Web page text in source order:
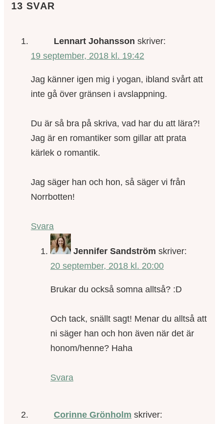
13 SVAR
Lennart Johansson skriver:
19 september, 2018 kl. 19:42
Jag känner igen mig i yogan, ibland svårt att
inte gå över gränsen i avslappning.
Du är så bra på skriva, vad har du att lära?!
Jag är en romantiker som gillar att prata
kärlek o romantik.
Jag säger han och hon, så säger vi från
Norrbotten!
Svara
Jennifer Sandström skriver:
20 september, 2018 kl. 20:00
Brukar du också somna alltså? :D
Och tack, snällt sagt! Menar du alltså att
ni säger han och hon även när det är
honom/henne? Haha
Svara
Corinne Grönholm skriver: